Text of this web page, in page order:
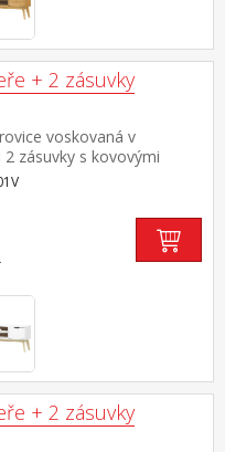
+ 2 zásuvky
voskovaná v
zásuvky s kovovými
police otvor na protažení
+ 2 zásuvky